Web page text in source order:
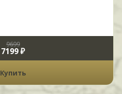
9699
7199 ₽
Купить